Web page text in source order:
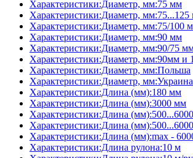
Характеристики:Диаметр, мм:75 мм
Характеристики:Диаметр,
Характеристики:Диаметр, мм:75/100
Характеристики:Диаметр, мм:90 мм
Характеристики:Диаметр, мм:90/75
Характеристики:Диаметр, мм:90мм и
Характеристики:Диаметр, мм:Польша
Характеристики:Диаметр, мм:Украина
Характеристики:Длина (мм):180 мм
Характеристики:Длина (мм):3000 мм
Характеристики:Длина
Характеристики:Длина
Характеристики:Длина (мм):max -
Характеристики:Длина рулона:10 м